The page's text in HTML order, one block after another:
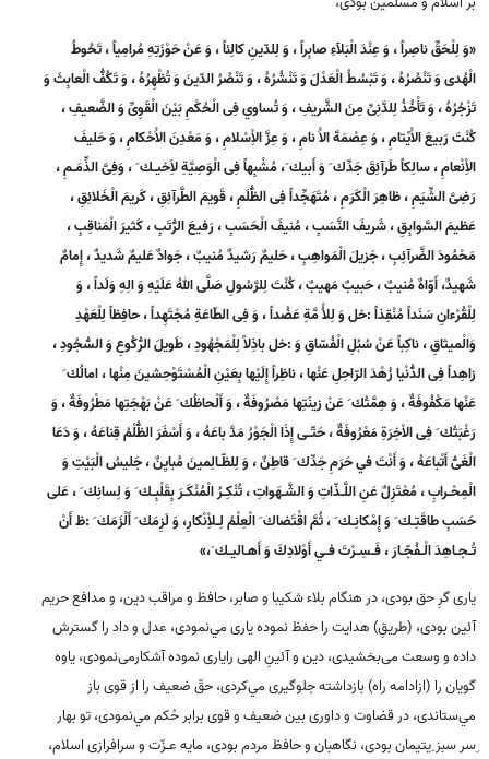
«وَ لِلْحَقِّ ناصِراً ، وَ عِنْدَ الْبَلآءِ صابِراً ، وَ لِلدّينِ كالِئاً ، وَ عَنْ حَوْزَتِهِ مُرامِياً ، تَحُوطُ
الْهُدى وَ تَنْصُرُهُ ، وَ تَبْسُطُ الْعَدْلَ وَ تَنْشُرُهُ ، وَ تَنْصُرُ الدّينَ وَ تُظْهِرُهُ ، وَ تَكُفُّ الْعابِثَ وَ
تَزْجُرُهُ ، وَ تَأْخُذُ لِلدَّنِىِّ مِنَ الشَّريفِ ، وَ تُساوي فِى الْحُكْمِ بَيْنَ الْقَوِىِّ وَ الضَّعيفِ ،
كُنْتَ رَبيعَ الاَْيْتامِ ، وَ عِصْمَةَ الاَْ نامِ ، وَ عِزَّ الاِْسْلامِ ، وَ مَعْدِنَ الاَْحْكامِ ، وَ حَليفَ
الاِْنْعامِ ، سالِكاً طَرآئِقَ جَدِّك َ وَ أَبيك َ، مُشْبِهاً فِى الْوَصِيَّةِ لاَِخيـك َ ، وَفِىَّ الذِّمَـمِ ،
رَضِىَّ الشِّيَمِ ، ظاهِرَ الْكَرَمِ ، مُتَهَجِّداً فِى الظُّلَمِ ، قَويمَ الطَّرآئِقِ ، كَريمَ الْخَلائِقِ ،
عَظيمَ السَّوابِقِ ، شَريفَ النَّسَبِ ، مُنيفَ الْحَسَبِ ، رَفيعَ الرُّتَبِ ، كَثيرَ الْمَناقِبِ ،
مَحْمُودَ الضَّرآئِبِ ، جَزيلَ الْمَواهِبِ ، حَليمٌ رَشيدٌ مُنيبٌ ، جَوادٌ عَليمٌ شَديدٌ ، إِمامٌ
شَهيدٌ، أَوّاهٌ مُنيبٌ ، حَبيبٌ مَهيبٌ ، كُنْتَ لِلرَّسُولِ صَلَّى اللهُ عَلَيْهِ وَ الِهِ وَلَداً ، وَ
لِلْقُرْءانِ سَنَداً مُنْقِذاً :خل وَ لِلاُْ مَّةِ عَضُداً ، وَ فِى الطّاعَةِ مُجْتَهِداً ، حافِظاً لِلْعَهْدِ
وَالْميثاقِ ، ناكِباً عَنْ سُبُلِ الْفُسّاقِ وَ :خل باذِلاً لِلْمَجْهُودِ ، طَويلَ الرُّكُوعِ وَ السُّجُودِ ،
زاهِداً فِى الدُّنْيا زُهْدَ الرّاحِلِ عَنْها ، ناظِراً إِلَيْها بِعَيْنِ الْمُسْتَوْحِشينَ مِنْها ، امالُك َ
عَنْها مَكْفُوفَةٌ ، وَ هِمَّتُك َ عَنْ زينَتِها مَصْرُوفَةٌ ، وَ أَلْحاظُك َ عَنْ بَهْجَتِها مَطْرُوفَةٌ ، وَ
رَغْبَتُك َ فِى الاْخِرَةِ مَعْرُوفَةٌ ، حَتّـى إِذَا الْجَوْرُ مَدَّ باعَهُ ، وَ أَسْفَرَ الظُّلْمُ قِناعَهُ ، وَ دَعَا
الْغَىُّ أَتْباعَهُ ، وَ أَنْتَ في حَرَمِ جَدِّك َ قاطِنٌ ، وَ لِلظّـالِمينَ مُبايِنٌ ، جَليسُ الْبَيْتِ وَ
الْمِحْـرابِ ، مُعْتَزِلٌ عَنِ اللَّـذّاتِ وَ الشَّـهَواتِ ، تُنْكِـرُ الْمُنْكَـرَ بِقَلْبِـك َ وَ لِسانِك َ ، عَلى
حَسَبِ طاقَتِـك َ وَ إِمْكانِـك َ ، ثُمَّ اقْتَضاك َ الْعِلْمُ لِـلاِْنْكارِ، وَ لَزِمَك َ أَلْزَمَك َ :ظ أَنْ
تُـجـاهِدَ الْـفُجّـارَ ، فَـسِـرْتَ فـي أَوْلادِكَ وَ أَهـاليـك َ،»
يارى گرِ حق بودى، در هنگام بلاء شكيبا و صابر، حافظ و مراقب دين، و مدافع حريم
آئين بودى، (طريقِ) هدايت را حفظ نموده يارى مي‌نمودى، عدل و داد را گسترش
داده و وسعت مى‌بخشيدى، دين و آئينِ الهى رايارى نموده آشكارمى‌نمودى، ياوه
گويان را (ازادامه راه) بازداشته جلوگيرى مي‌كردى، حقّ ضعيف را از قوى باز
مي‌ستاندى، در قضاوت و داورى بين ضعيف و قوى برابر حُكم مي‌نمودى، تو بهار
ِسر سبز ِيتيمان بودى، نگاهبان و حافظ مردم بودى، مايه عـزّت و سرافرازى اسلام،